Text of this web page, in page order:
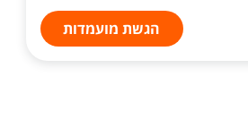
הגשת מועמדות